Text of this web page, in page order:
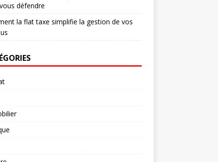
défendre
la flat taxe simplifie la gestion de vos